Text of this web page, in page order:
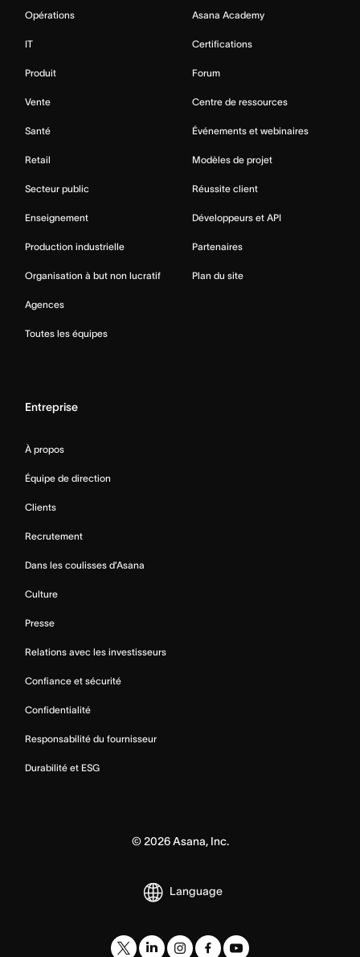
Opérations
IT
Produit
Vente
Santé
Retail
Secteur public
Enseignement
Production industrielle
Organisation à but non lucratif
Agences
Toutes les équipes
Asana Academy
Certifications
Forum
Centre de ressources
Événements et webinaires
Modèles de projet
Réussite client
Développeurs et API
Partenaires
Plan du site
Entreprise
À propos
Équipe de direction
Clients
Recrutement
Dans les coulisses d’Asana
Culture
Presse
Relations avec les investisseurs
Confiance et sécurité
Confidentialité
Responsabilité du fournisseur
Durabilité et ESG
© 2026Asana, Inc.
Language